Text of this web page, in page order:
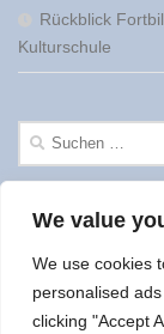
We value
We use cookies
personalised
clicking "Accept
Rückblick
Kulturschule
Suchen